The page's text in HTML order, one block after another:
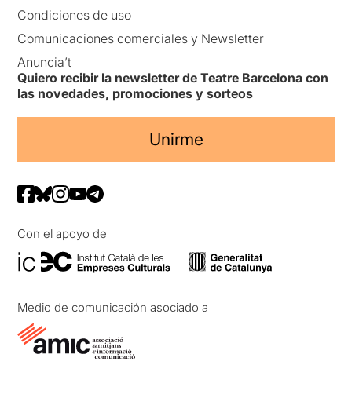
Condiciones de uso
Comunicaciones comerciales y Newsletter
Anuncia’t
Quiero recibir la newsletter de Teatre Barcelona con
las novedades, promociones y sorteos
Unirme
Con el apoyo de
Medio de comunicación asociado a